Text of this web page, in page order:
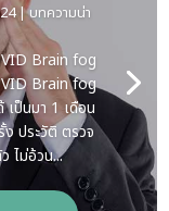
|บทความน่า
Brain fog
Brain fog
เป็นมา 1 เดือน
ประวัติ ตรวจ
ไม่อ้วน...
บทความน่า